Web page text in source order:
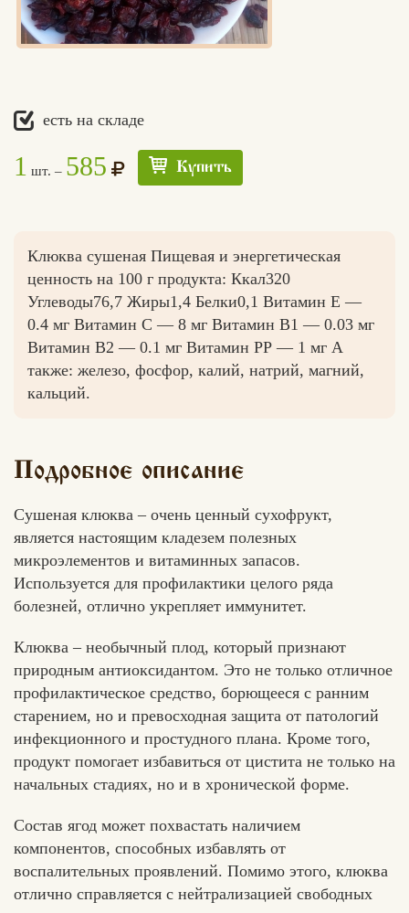
Едлин
есть на складе
1 шт. – 585 Купить
Клюква сушеная Пищевая и энергетическая
ценность на 100 г продукта: Ккал320
Углеводы76,7 Жиры1,4 Белки0,1 Витамин Е —
0.4 мг Витамин С — 8 мг Витамин B1 — 0.03 мг
Витамин B2 — 0.1 мг Витамин РР — 1 мг А
также: железо, фосфор, калий, натрий, магний,
кальций.
Подробное описание
Сушеная клюква – очень ценный сухофрукт,
является настоящим кладезем полезных
микроэлементов и витаминных запасов.
Используется для профилактики целого ряда
болезней, отлично укрепляет иммунитет.
Клюква – необычный плод, который признают
природным антиоксидантом. Это не только отличное
профилактическое средство, борющееся с ранним
старением, но и превосходная защита от патологий
инфекционного и простудного плана. Кроме того,
продукт помогает избавиться от цистита не только на
начальных стадиях, но и в хронической форме.
Состав ягод может похвастать наличием
компонентов, способных избавлять от
воспалительных проявлений. Помимо этого, клюква
отлично справляется с нейтрализацией свободных